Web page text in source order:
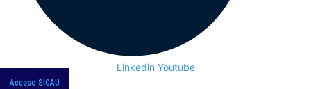
Linkedin Youtube
Acceso SICAU